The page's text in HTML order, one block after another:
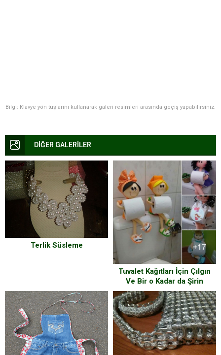
Bilgi: Klavye yön tuşlarını kullanarak galeri resimleri arasında geçiş yapabilirsiniz.
DİĞER GALERİLER
Terlik Süsleme
Tuvalet Kağıtları İçin Çılgın
Ve Bir o Kadar da Şirin
Fikirler